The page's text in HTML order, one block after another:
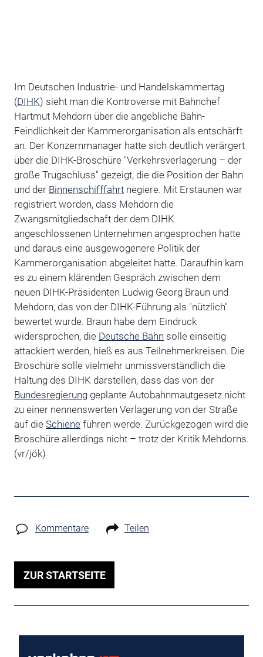
Im Deutschen Industrie- und Handelskammertag
(DIHK) sieht man die Kontroverse mit Bahnchef
Hartmut Mehdorn über die angebliche Bahn-
Feindlichkeit der Kammerorganisation als entschärft
an. Der Konzernmanager hatte sich deutlich verärgert
über die DIHK-Broschüre "Verkehrsverlagerung – der
große Trugschluss" gezeigt, die die Position der Bahn
und der Binnenschifffahrtnegiere. Mit Erstaunen war
registriert worden, dass Mehdorn die
Zwangsmitgliedschaft der dem DIHK
angeschlossenen Unternehmen angesprochen hatte
und daraus eine ausgewogenere Politik der
Kammerorganisation abgeleitet hatte. Daraufhin kam
es zu einem klärenden Gespräch zwischen dem
neuen DIHK-Präsidenten Ludwig Georg Braun und
Mehdorn, das von der DIHK-Führung als "nützlich"
bewertet wurde. Braun habe dem Eindruck
widersprochen, die Deutsche Bahn solle einseitig
attackiert werden, hieß es aus Teilnehmerkreisen. Die
Broschüre solle vielmehr unmissverständlich die
Haltung des DIHK darstellen, dass das von der
Bundesregierunggeplante Autobahnmautgesetz nicht
zu einer nennenswerten Verlagerung von der Straße
auf die Schieneführen werde. Zurückgezogen wird die
Broschüre allerdings nicht – trotz der Kritik Mehdorns.
(vr/jök)
Kommentare Teilen
ZUR STARTSEITE